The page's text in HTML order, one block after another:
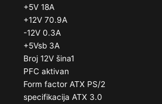
+5V 18A
+12V 70.9A
-12V 0.3A
+5Vsb 3A
Broj 12V šina1
PFC aktivan
Form factor ATX PS/​2
specifikacija ATX 3.0